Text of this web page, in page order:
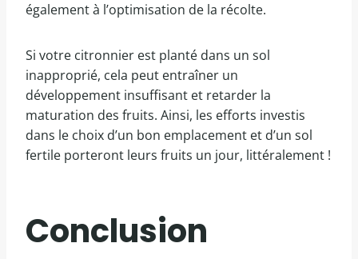
également à l’optimisation de la récolte.
Si votre citronnier est planté dans un sol
inapproprié, cela peut entraîner un
développement insuffisant et retarder la
maturation des fruits. Ainsi, les efforts investis
dans le choix d’un bon emplacement et d’un sol
fertile porteront leurs fruits un jour, littéralement !
Conclusion